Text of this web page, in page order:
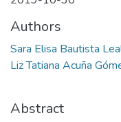
Authors
Sara Elisa Bautista
Liz Tatiana Acuña
Abstract